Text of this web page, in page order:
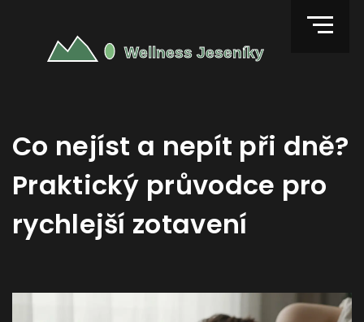
Co nejíst a nepít při dně?
Praktický průvodce pro
rychlejší zotavení